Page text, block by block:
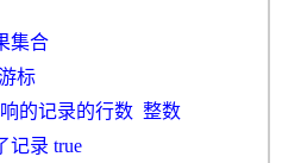
集合
标
的记录的行数 整数
录 true